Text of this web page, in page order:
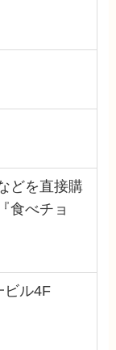
どを直接購
食べチョ
ビル4F